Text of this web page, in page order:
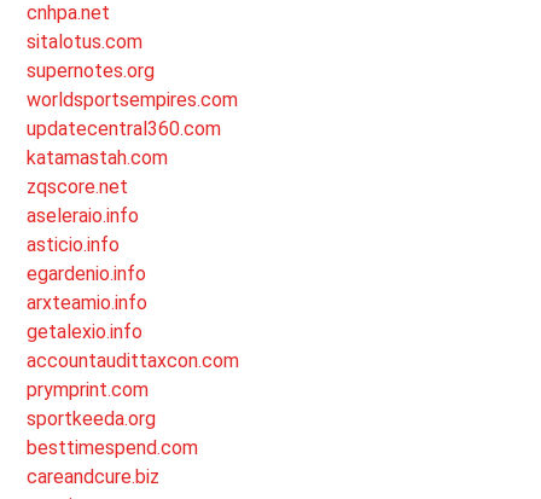
cnhpa.net
sitalotus.com
supernotes.org
worldsportsempires.com
updatecentral360.com
katamastah.com
zqscore.net
aseleraio.info
asticio.info
egardenio.info
arxteamio.info
getalexio.info
accountaudittaxcon.com
prymprint.com
sportkeeda.org
besttimespend.com
careandcure.biz